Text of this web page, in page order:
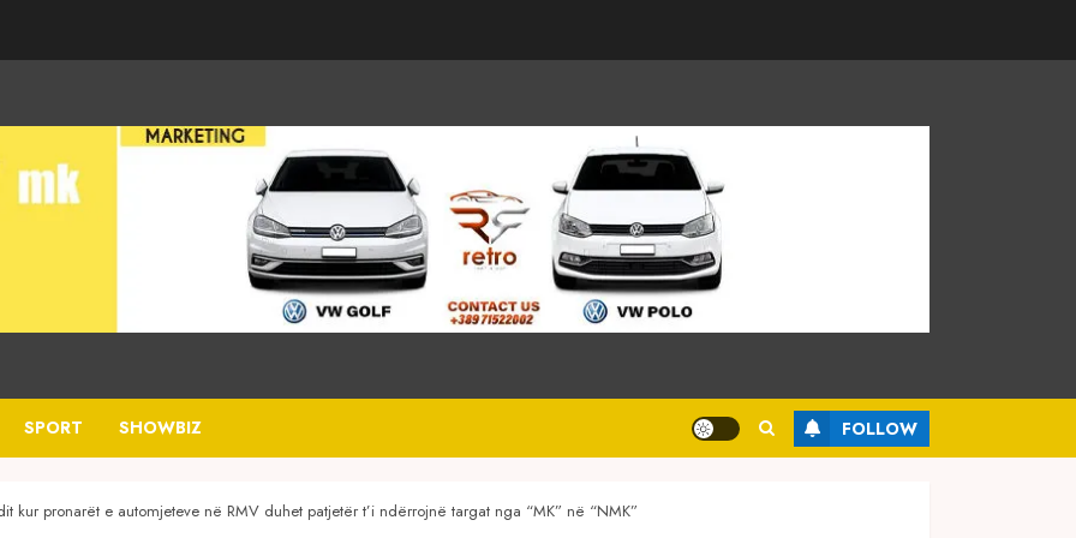
SPORT SHOWBIZ FOLLOW
kur pronarët e automjeteve në RMV duhet patjetër t’i ndërrojnë targat nga “MK” në “NMK”